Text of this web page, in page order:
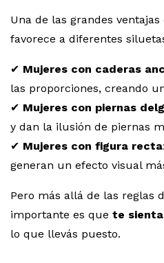
Una de las grandes
favorece a diferentes
✔ Mujeres con caderas
las proporciones, creando
✔ Mujeres con piernas
y dan la ilusión de piernas
✔ Mujeres con figura recta
generan un efecto visual
Pero más allá de las reglas
importante es que te
lo que llevás puesto.